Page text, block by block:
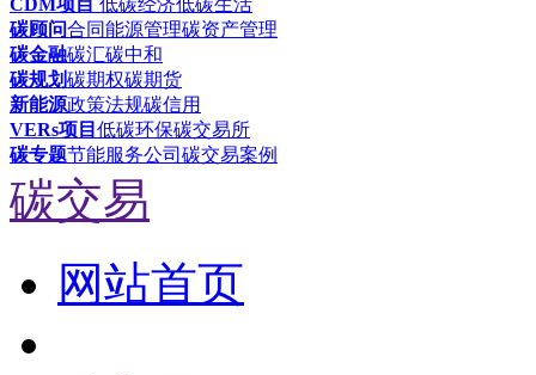
CDM项目 低碳经济低碳生活
碳顾问合同能源管理碳资产管理
碳金融碳汇碳中和
碳规划碳期权碳期货
新能源政策法规碳信用
VERs项目 低碳环保碳交易所
碳专题节能服务公司 碳交易案例
碳交易
网站首页